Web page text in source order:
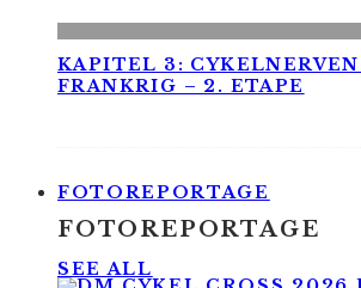
KAPITEL 3:
FRANKRIG – 2. ETAPE
FOTOREPORTAGE
FOTOREPORTAGE
SEE ALL